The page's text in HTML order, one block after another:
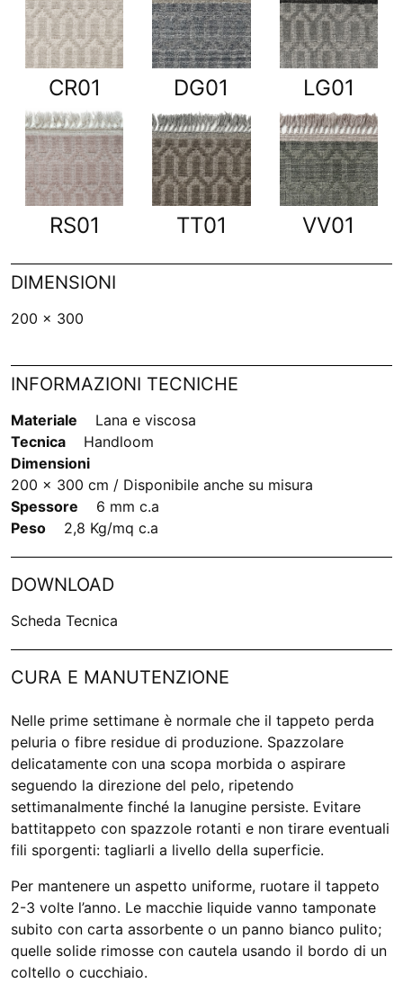
CR01 DG01 LG01
RS01 TT01 VV01
DIMENSIONI
200 x 300
INFORMAZIONI TECNICHE
Materiale
Lana e viscosa
Tecnica
Handloom
Dimensioni
200 x 300 cm / Disponibile anche su misura
Spessore
6 mm c.a
Peso
2,8 Kg/mq c.a
DOWNLOAD
Scheda Tecnica
CURA E MANUTENZIONE
Nelle prime settimane è normale che il tappeto perda
peluria o fibre residue di produzione. Spazzolare
delicatamente con una scopa morbida o aspirare
seguendo la direzione del pelo, ripetendo
settimanalmente finché la lanugine persiste. Evitare
battitappeto con spazzole rotanti e non tirare eventuali
fili sporgenti: tagliarli a livello della superficie.
Per mantenere un aspetto uniforme, ruotare il tappeto
2-3 volte l’anno. Le macchie liquide vanno tamponate
subito con carta assorbente o un panno bianco pulito;
quelle solide rimosse con cautela usando il bordo di un
coltello o cucchiaio.